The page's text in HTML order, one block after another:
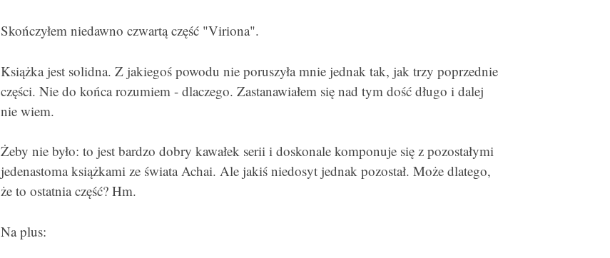
Skończyłem niedawno czwartą część "Viriona".
Książka jest solidna. Z jakiegoś powodu nie poruszyła mnie jednak tak, jak trzy poprzednie
części. Nie do końca rozumiem - dlaczego. Zastanawiałem się nad tym dość długo i dalej
nie wiem.
Żeby nie było: to jest bardzo dobry kawałek serii i doskonale komponuje się z pozostałymi
jedenastoma książkami ze świata Achai. Ale jakiś niedosyt jednak pozostał. Może dlatego,
że to ostatnia część? Hm.
Na plus: